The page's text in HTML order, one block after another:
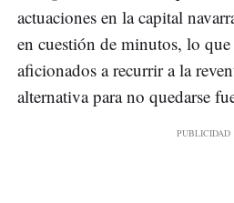
actuaciones en la capital
en cuestión de minutos, lo
aficionados a recurrir a la
alternativa para no quedarse